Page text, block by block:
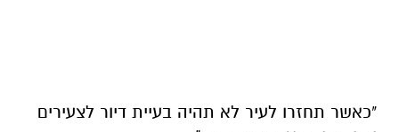
"כאשר תחזרו לעיר לא תהיה בעיית דיור לצעירים